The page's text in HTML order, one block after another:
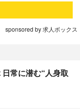
sponsored by 求人ボックス
常に潜む“人身取